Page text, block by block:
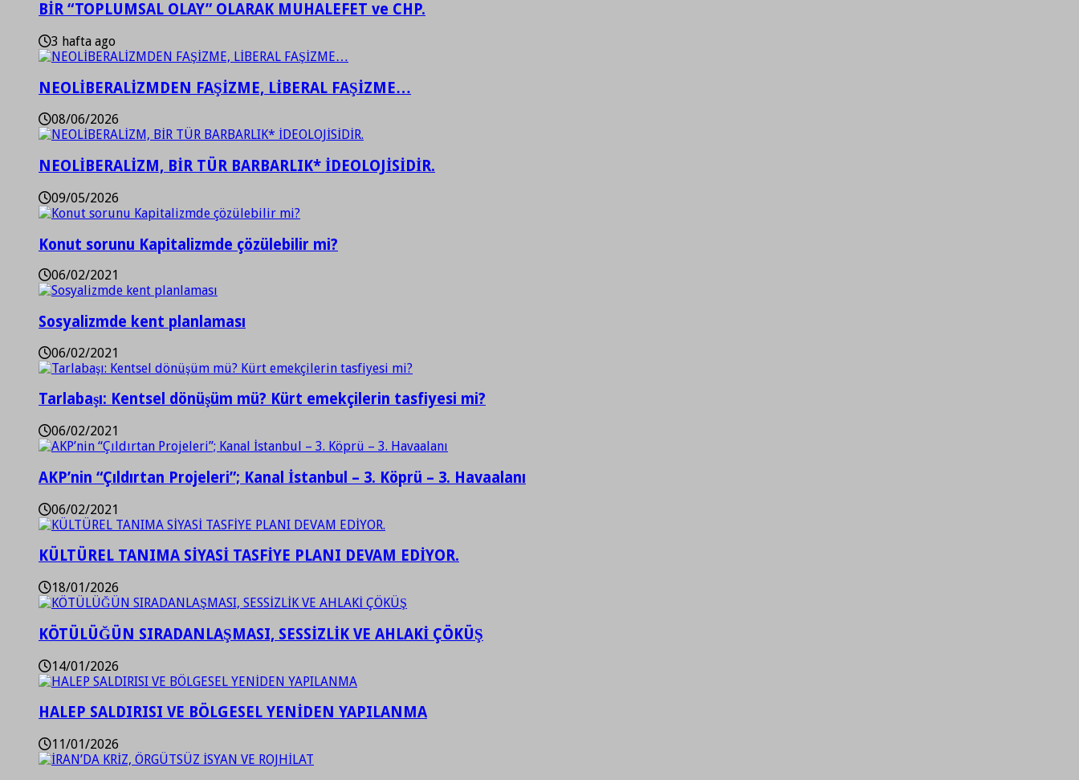
BİR “TOPLUMSAL OLAY” OLARAK MUHALEFET ve CHP.
3 hafta ago
NEOLİBERALİZMDEN FAŞİZME, LİBERAL FAŞİZME…
08/06/2026
NEOLİBERALİZM, BİR TÜR BARBARLIK* İDEOLOJİSİDİR.
09/05/2026
Konut sorunu Kapitalizmde çözülebilir mi?
06/02/2021
Sosyalizmde kent planlaması
06/02/2021
Tarlabaşı: Kentsel dönüşüm mü? Kürt emekçilerin tasfiyesi mi?
06/02/2021
AKP’nin “Çıldırtan Projeleri”; Kanal İstanbul – 3. Köprü – 3. Havaalanı
06/02/2021
KÜLTÜREL TANIMA SİYASİ TASFİYE PLANI DEVAM EDİYOR.
18/01/2026
KÖTÜLÜĞÜN SIRADANLAŞMASI, SESSİZLİK VE AHLAKİ ÇÖKÜŞ
14/01/2026
HALEP SALDIRISI VE BÖLGESEL YENİDEN YAPILANMA
11/01/2026